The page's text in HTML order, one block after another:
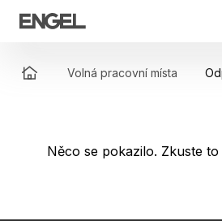
Proč k nám
Volná pracovní místa
Něco se pokazilo. Zkuste